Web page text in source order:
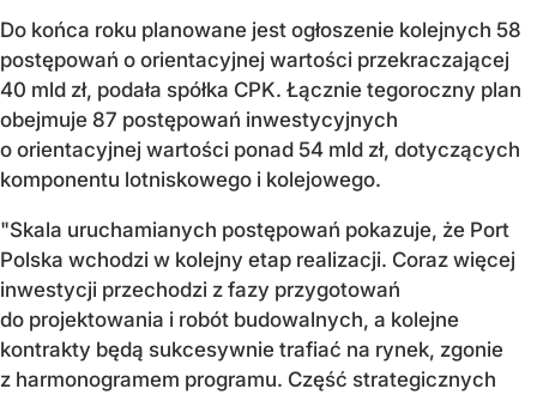
Do końca roku planowane jest ogłoszenie kolejnych 58
postępowań o orientacyjnej wartości przekraczającej
40 mld zł, podała spółka CPK. Łącznie tegoroczny plan
obejmuje 87 postępowań inwestycyjnych
o orientacyjnej wartości ponad 54 mld zł, dotyczących
komponentu lotniskowego i kolejowego.
"Skala uruchamianych postępowań pokazuje, że Port
Polska wchodzi w kolejny etap realizacji. Coraz więcej
inwestycji przechodzi z fazy przygotowań
do projektowania i robót budowalnych, a kolejne
kontrakty będą sukcesywnie trafiać na rynek, zgonie
z harmonogramem programu. Część strategicznych